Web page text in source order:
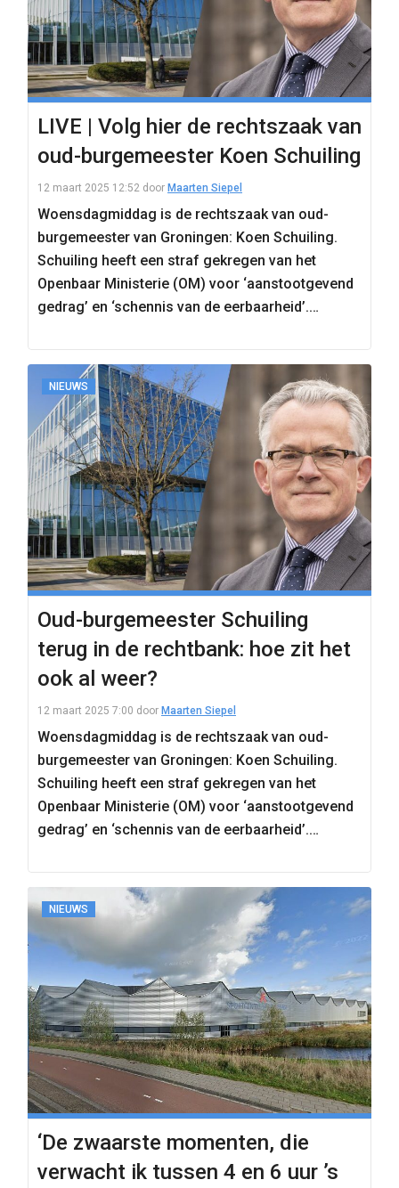
LIVE | Volg hier de rechtszaak van
oud-burgemeester Koen Schuiling
12 maart 2025 12:52 door Maarten Siepel
Woensdagmiddag is de rechtszaak van oud-
burgemeester van Groningen: Koen Schuiling.
Schuiling heeft een straf gekregen van het
Openbaar Ministerie (OM) voor ‘aanstootgevend
gedrag’ en ‘schennis van de eerbaarheid’.
NIEUWS
Oud-burgemeester Schuiling
terug in de rechtbank: hoe zit het
ook al weer?
12 maart 2025 7:00 door Maarten Siepel
Woensdagmiddag is de rechtszaak van oud-
burgemeester van Groningen: Koen Schuiling.
Schuiling heeft een straf gekregen van het
Openbaar Ministerie (OM) voor ‘aanstootgevend
gedrag’ en ‘schennis van de eerbaarheid’.
NIEUWS
‘De zwaarste momenten, die
verwacht ik tussen 4 en 6 uur ’s